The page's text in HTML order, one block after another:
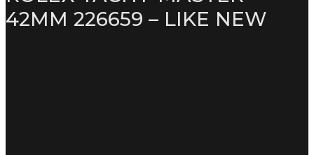
42MM 226659 – LIKE NEW